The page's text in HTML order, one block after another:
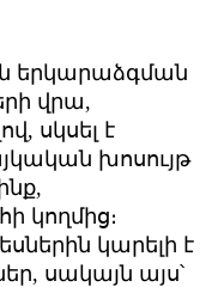
երկարաձգման
վրա,
սկսել է
խոսույթ
կողմից։
կարելի է
սակայն այս՝